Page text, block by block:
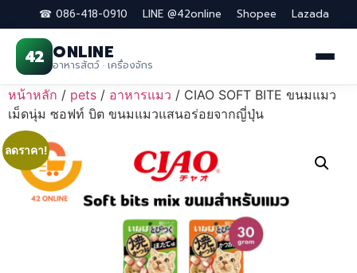
☎ 086-418-0910 LINE @42online Shopee Lazada
42 ONLINE
อาหารสัตว์ · เครื่องจักร
Skip
to
content
หน้าหลัก / pets / อาหารแมว / CIAO SOFT BITE ขนมแมว
เม็ดนุ่ม ซอฟท์ บิต ขนมแมวแสนอร่อยจากญี่ปุ่น
ลดราคา!